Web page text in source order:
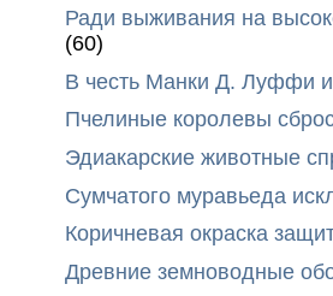
Ради выживания на
(60)
В честь Манки Д. Луффи
Пчелиные королевы
Эдиакарские животные
Сумчатого муравьеда
Коричневая окраска
Древние земноводные